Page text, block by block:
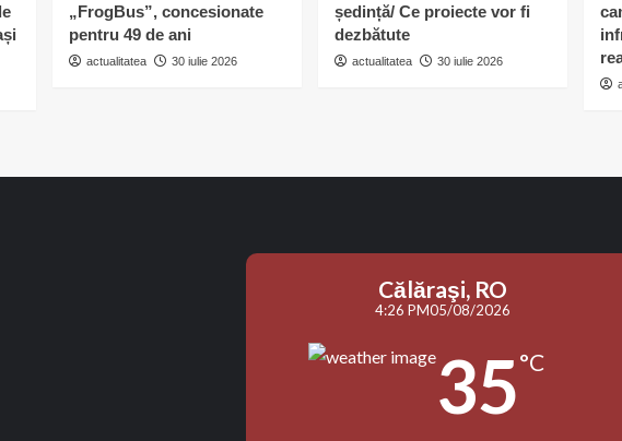
„FrogBus”, concesionate
pentru 49 de ani
actualitatea 30 iulie 2026
ședință/ Ce proiecte vor fi
dezbătute
actualitatea 30 iulie 2026
Călăraşi, RO
4:26 PM05/08/2026
35°C